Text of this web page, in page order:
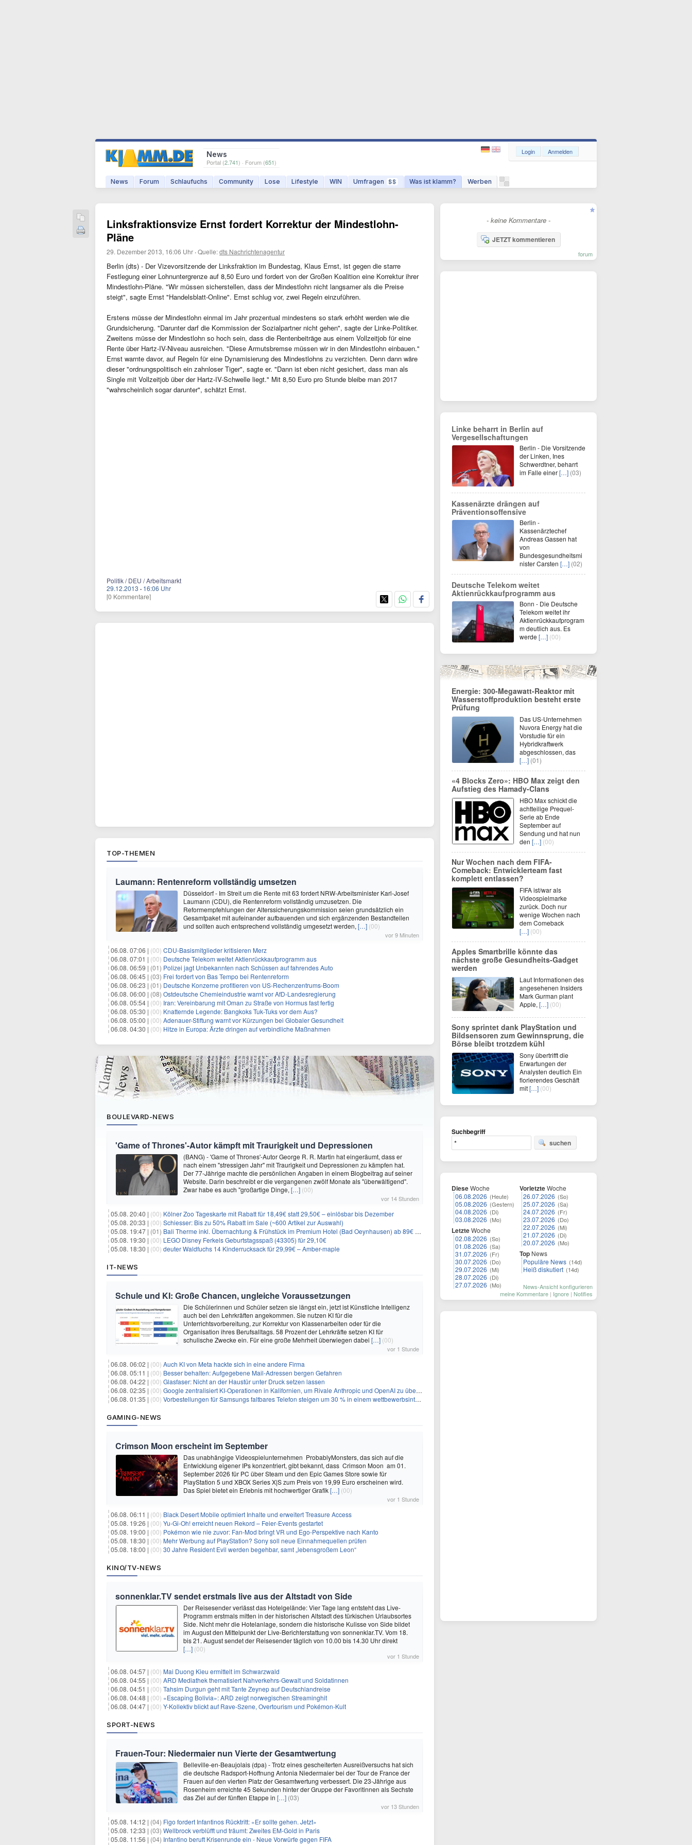
News
Portal (2.741) · Forum (651)
News Forum Schlaufuchs Community Lose Lifestyle WIN Umfragen $$ Was ist klamm? Werben
Login Anmelden
Linksfraktionsvize Ernst fordert Korrektur der Mindestlohn-
Pläne
29. Dezember 2013, 16:06 Uhr ·Quelle:dts Nachrichtenagentur
Berlin (dts) - Der Vizevorsitzende der Linksfraktion im Bundestag, Klaus Ernst, ist gegen die starre
Festlegung einer Lohnuntergrenze auf 8,50 Euro und fordert von der Großen Koalition eine Korrektur ihrer
Mindestlohn-Pläne. "Wir müssen sicherstellen, dass der Mindestlohn nicht langsamer als die Preise
steigt", sagte Ernst "Handelsblatt-Online". Ernst schlug vor, zwei Regeln einzuführen.
Erstens müsse der Mindestlohn einmal im Jahr prozentual mindestens so stark erhöht werden wie die
Grundsicherung. "Darunter darf die Kommission der Sozialpartner nicht gehen", sagte der Linke-Politiker.
Zweitens müsse der Mindestlohn so hoch sein, dass die Rentenbeiträge aus einem Vollzeitjob für eine
Rente über Hartz-IV-Niveau ausreichen. "Diese Armutsbremse müssen wir in den Mindestlohn einbauen."
Ernst warnte davor, auf Regeln für eine Dynamisierung des Mindestlohns zu verzichten. Denn dann wäre
dieser "ordnungspolitisch ein zahnloser Tiger", sagte er. "Dann ist eben nicht gesichert, dass man als
Single mit Vollzeitjob über der Hartz-IV-Schwelle liegt." Mit 8,50 Euro pro Stunde bleibe man 2017
"wahrscheinlich sogar darunter", schätzt Ernst.
Politik / DEU / Arbeitsmarkt
29.12.2013 · 16:06 Uhr
[0 Kommentare]
TOP-THEMEN
Laumann: Rentenreform vollständig umsetzen
Düsseldorf - Im Streit um die Rente mit 63 fordert NRW-Arbeitsminister Karl-Josef
Laumann (CDU), die Rentenreform vollständig umzusetzen. Die
Reformempfehlungen der Alterssicherungskommission seien grundsätzlich ein
Gesamtpaket mit aufeinander aufbauenden und sich ergänzenden Bestandteilen
und sollten auch entsprechend vollständig umgesetzt werden, […] (00)
vor 9 Minuten
06.08. 07:06 | (00) CDU-Basismitglieder kritisieren Merz
06.08. 07:01 | (00) Deutsche Telekom weitet Aktienrückkaufprogramm aus
06.08. 06:59 | (01) Polizei jagt Unbekannten nach Schüssen auf fahrendes Auto
06.08. 06:45 | (03) Frei fordert von Bas Tempo bei Rentenreform
06.08. 06:23 | (01) Deutsche Konzerne profitieren von US-Rechenzentrums-Boom
06.08. 06:00 | (08) Ostdeutsche Chemieindustrie warnt vor AfD-Landesregierung
06.08. 05:54 | (00) Iran: Vereinbarung mit Oman zu Straße von Hormus fast fertig
06.08. 05:30 | (00) Knatternde Legende: Bangkoks Tuk-Tuks vor dem Aus?
06.08. 05:00 | (00) Adenauer-Stiftung warnt vor Kürzungen bei Globaler Gesundheit
06.08. 04:30 | (00) Hitze in Europa: Ärzte dringen auf verbindliche Maßnahmen
BOULEVARD-NEWS
'Game of Thrones'-Autor kämpft mit Traurigkeit und Depressionen
(BANG) - 'Game of Thrones'-Autor George R. R. Martin hat eingeräumt, dass er
nach einem "stressigen Jahr" mit Traurigkeit und Depressionen zu kämpfen hat.
Der 77-Jährige machte die persönlichen Angaben in einem Blogbeitrag auf seiner
Website. Darin beschreibt er die vergangenen zwölf Monate als "überwältigend".
Zwar habe es auch "großartige Dinge, […] (00)
vor 14 Stunden
05.08. 20:40 | (00) Kölner Zoo Tageskarte mit Rabatt für 18,49€ statt 29,50€ – einlösbar bis Dezember
05.08. 20:33 | (00) Schiesser: Bis zu 50% Rabatt im Sale (~600 Artikel zur Auswahl)
05.08. 19:47 | (01) Bali Therme inkl. Übernachtung & Frühstück im Premium Hotel (Bad Oeynhausen) ab 89€ p.P.
05.08. 19:30 | (00) LEGO Disney Ferkels Geburtstagsspaß (43305) für 29,10€
05.08. 18:30 | (00) deuter Waldfuchs 14 Kinderrucksack für 29,99€ – Amber-maple
IT-NEWS
Schule und KI: Große Chancen, ungleiche Voraussetzungen
Die Schülerinnen und Schüler setzen sie längst ein, jetzt ist Künstliche Intelligenz
auch bei den Lehrkräften angekommen. Sie nutzen KI für die
Unterrichtsvorbereitung, zur Korrektur von Klassenarbeiten oder für die
Organisation ihres Berufsalltags. 58 Prozent der Lehrkräfte setzen KI für
schulische Zwecke ein. Für eine große Mehrheit überwiegen dabei […] (00)
vor 1 Stunde
06.08. 06:02 | (00) Auch KI von Meta hackte sich in eine andere Firma
06.08. 05:11 | (00) Besser behalten: Aufgegebene Mail-Adressen bergen Gefahren
06.08. 04:22 | (00) Glasfaser: Nicht an der Haustür unter Druck setzen lassen
06.08. 02:35 | (00) Google zentralisiert KI-Operationen in Kalifornien, um Rivale Anthropic und OpenAI zu überholen
06.08. 01:35 | (00) Vorbestellungen für Samsungs faltbares Telefon steigen um 30 % in einem wettbewerbsintensiven Markt
GAMING-NEWS
Crimson Moon erscheint im September
Das unabhängige Videospielunternehmen ProbablyMonsters, das sich auf die
Entwicklung eigener IPs konzentriert, gibt bekannt, dass Crimson Moon am 01.
September 2026 für PC über Steam und den Epic Games Store sowie für
PlayStation 5 und XBOX Series X|S zum Preis von 19,99 Euro erscheinen wird.
Das Spiel bietet ein Erlebnis mit hochwertiger Grafik[…] (00)
vor 1 Stunde
06.08. 06:11 | (00) Black Desert Mobile optimiert Inhalte und erweitert Treasure Access
05.08. 19:26 | (00) Yu‑Gi‑Oh! erreicht neuen Rekord – Feier‑Events gestartet
05.08. 19:00 | (00) Pokémon wie nie zuvor: Fan-Mod bringt VR und Ego-Perspektive nach Kanto
05.08. 18:30 | (00) Mehr Werbung auf PlayStation? Sony soll neue Einnahmequellen prüfen
05.08. 18:00 | (00) 30 Jahre Resident Evil werden begehbar, samt „lebensgroßem Leon“
KINO/TV-NEWS
sonnenklar.TV sendet erstmals live aus der Altstadt von Side
Der Reisesender verlässt das Hotelgelände: Vier Tage lang entsteht das Live-
Programm erstmals mitten in der historischen Altstadt des türkischen Urlaubsortes
Side. Nicht mehr die Hotelanlage, sondern die historische Kulisse von Side bildet
im August den Mittelpunkt der Live-Berichterstattung von sonnenklar.TV. Vom 18.
bis 21. August sendet der Reisesender täglich von 10.00 bis 14.30 Uhr direkt
[…] (00)
vor 1 Stunde
06.08. 04:57 | (00) Mai Duong Kieu ermittelt im Schwarzwald
06.08. 04:55 | (00) ARD Mediathek thematisiert Nahverkehrs-Gewalt und Soldatinnen
06.08. 04:51 | (00) Tahsim Durgun geht mit Tante Zeynep auf Deutschlandreise
06.08. 04:48 | (00) «Escaping Bolivia»: ARD zeigt norwegischen Streaminghit
06.08. 04:47 | (00) Y-Kollektiv blickt auf Rave-Szene, Overtourism und Pokémon-Kult
SPORT-NEWS
Frauen-Tour: Niedermaier nun Vierte der Gesamtwertung
Belleville-en-Beaujolais (dpa) - Trotz eines gescheiterten Ausreißversuchs hat sich
die deutsche Radsport-Hoffnung Antonia Niedermaier bei der Tour de France der
Frauen auf den vierten Platz der Gesamtwertung verbessert. Die 23-Jährige aus
Rosenheim erreichte 45 Sekunden hinter der Gruppe der Favoritinnen als Sechste
das Ziel auf der fünften Etappe in […] (03)
vor 13 Stunden
05.08. 14:12 | (04) Figo fordert Infantinos Rücktritt: «Er sollte gehen. Jetzt»
05.08. 12:33 | (03) Wellbrock verblüfft und träumt: Zweites EM-Gold in Paris
05.08. 11:56 | (04) Infantino beruft Krisenrunde ein - Neue Vorwürfe gegen FIFA
- keine Kommentare -
JETZT kommentieren
forum
Linke beharrt in Berlin auf
Vergesellschaftungen
Berlin - Die Vorsitzende
der Linken, Ines
Schwerdtner, beharrt
im Falle einer[…] (03)
Kassenärzte drängen auf
Präventionsoffensive
Berlin -
Kassenärztechef
Andreas Gassen hat
von
Bundesgesundheitsmi
nister Carsten […] (02)
Deutsche Telekom weitet
Aktienrückkaufprogramm aus
Bonn - Die Deutsche
Telekom weitet ihr
Aktienrückkaufprogram
m deutlich aus. Es
werde […] (00)
Energie: 300-Megawatt-Reaktor mit
Wasserstoffproduktion besteht erste
Prüfung
Das US-Unternehmen
Nuvora Energy hat die
Vorstudie für ein
Hybridkraftwerk
abgeschlossen, das
[…] (01)
«4 Blocks Zero»: HBO Max zeigt den
Aufstieg des Hamady-Clans
HBO Max schickt die
achtteilige Prequel-
Serie ab Ende
September auf
Sendung und hat nun
den […] (00)
Nur Wochen nach dem FIFA-
Comeback: Entwicklerteam fast
komplett entlassen?
FIFA ist/war als
Videospielmarke
zurück. Doch nur
wenige Wochen nach
dem Comeback
[…] (00)
Apples Smartbrille könnte das
nächste große Gesundheits-Gadget
werden
Laut Informationen des
angesehenen Insiders
Mark Gurman plant
Apple, […] (00)
Sony sprintet dank PlayStation und
Bildsensoren zum Gewinnsprung, die
Börse bleibt trotzdem kühl
Sony übertrifft die
Erwartungen der
Analysten deutlich Ein
florierendes Geschäft
mit[…] (00)
Suchbegriff
suchen
DieseWoche
06.08.2026 (Heute)
05.08.2026 (Gestern)
04.08.2026 (Di)
03.08.2026 (Mo)
LetzteWoche
02.08.2026 (So)
01.08.2026 (Sa)
31.07.2026 (Fr)
30.07.2026 (Do)
29.07.2026 (Mi)
28.07.2026 (Di)
27.07.2026 (Mo)
VorletzteWoche
26.07.2026 (So)
25.07.2026 (Sa)
24.07.2026 (Fr)
23.07.2026 (Do)
22.07.2026 (Mi)
21.07.2026 (Di)
20.07.2026 (Mo)
Top News
Populäre News (14d)
Heiß diskutiert (14d)
News-Ansicht konfigurieren
meine Kommentare | Ignore | Notifies